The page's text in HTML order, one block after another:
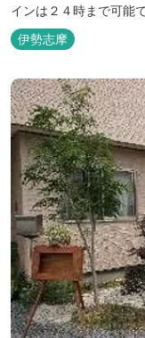
インは２４時まで可能で
伊勢志摩